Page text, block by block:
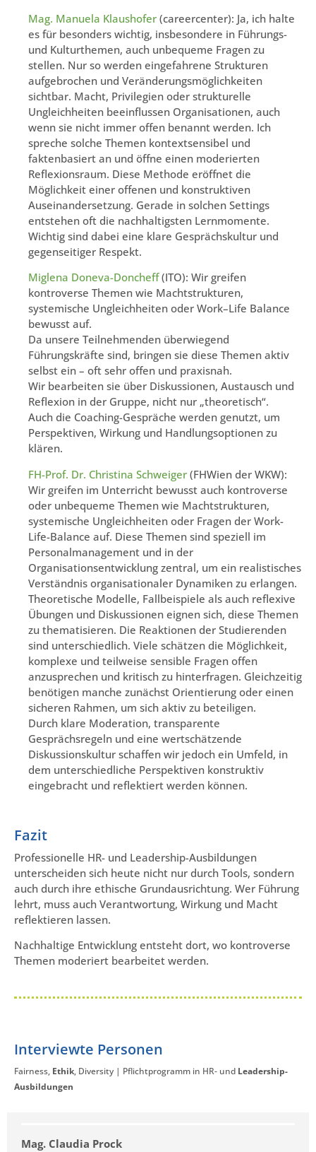
Mag. Manuela Klaushofer (careercenter): Ja, ich halte
es für besonders wichtig, insbesondere in Führungs-
und Kulturthemen, auch unbequeme Fragen zu
stellen. Nur so werden eingefahrene Strukturen
aufgebrochen und Veränderungsmöglichkeiten
sichtbar. Macht, Privilegien oder strukturelle
Ungleichheiten beeinflussen Organisationen, auch
wenn sie nicht immer offen benannt werden. Ich
spreche solche Themen kontextsensibel und
faktenbasiert an und öffne einen moderierten
Reflexionsraum. Diese Methode eröffnet die
Möglichkeit einer offenen und konstruktiven
Auseinandersetzung. Gerade in solchen Settings
entstehen oft die nachhaltigsten Lernmomente.
Wichtig sind dabei eine klare Gesprächskultur und
gegenseitiger Respekt.
Miglena Doneva-Doncheff(ITO): Wir greifen
kontroverse Themen wie Machtstrukturen,
systemische Ungleichheiten oder Work–Life Balance
bewusst auf.
Da unsere Teilnehmenden überwiegend
Führungskräfte sind, bringen sie diese Themen aktiv
selbst ein – oft sehr offen und praxisnah.
Wir bearbeiten sie über Diskussionen, Austausch und
Reflexion in der Gruppe, nicht nur „theoretisch“.
Auch die Coaching-Gespräche werden genutzt, um
Perspektiven, Wirkung und Handlungsoptionen zu
klären.
FH-Prof. Dr. Christina Schweiger (FHWien der WKW):
Wir greifen im Unterricht bewusst auch kontroverse
oder unbequeme Themen wie Machtstrukturen,
systemische Ungleichheiten oder Fragen der Work-
Life-Balance auf. Diese Themen sind speziell im
Personalmanagement und in der
Organisationsentwicklung zentral, um ein realistisches
Verständnis organisationaler Dynamiken zu erlangen.
Theoretische Modelle, Fallbeispiele als auch reflexive
Übungen und Diskussionen eignen sich, diese Themen
zu thematisieren. Die Reaktionen der Studierenden
sind unterschiedlich. Viele schätzen die Möglichkeit,
komplexe und teilweise sensible Fragen offen
anzusprechen und kritisch zu hinterfragen. Gleichzeitig
benötigen manche zunächst Orientierung oder einen
sicheren Rahmen, um sich aktiv zu beteiligen.
Durch klare Moderation, transparente
Gesprächsregeln und eine wertschätzende
Diskussionskultur schaffen wir jedoch ein Umfeld, in
dem unterschiedliche Perspektiven konstruktiv
eingebracht und reflektiert werden können.
Fazit
Professionelle HR- und Leadership-Ausbildungen
unterscheiden sich heute nicht nur durch Tools, sondern
auch durch ihre ethische Grundausrichtung. Wer Führung
lehrt, muss auch Verantwortung, Wirkung und Macht
reflektieren lassen.
Nachhaltige Entwicklung entsteht dort, wo kontroverse
Themen moderiert bearbeitet werden.
Interviewte Personen
Fairness, Ethik, Diversity | Pflichtprogramm in HR- und Leadership-
Ausbildungen
Mag. Claudia Prock